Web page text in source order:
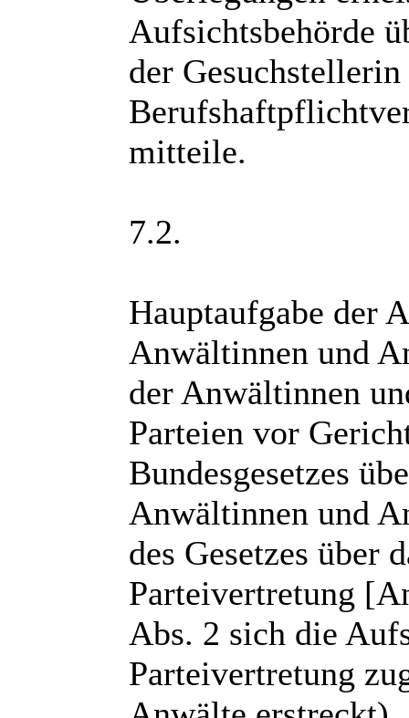
Aufsichtsbehörde
der
mitteile.
7.2.
Hauptaufgabe der
Anwältinnen und
der Anwältinnen
Parteien vor
Bundesgesetzes
Anwältinnen und
des Gesetzes über
Parteivertretung
Abs. 2 sich die
Parteivertretung